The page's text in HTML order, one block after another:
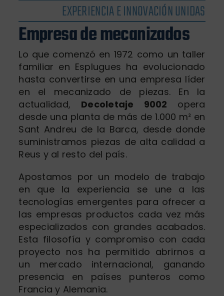
EXPERIENCIA E INNOVACIÓN UNIDAS
Empresa de mecanizados
Lo que comenzó en 1972 como un taller
familiar en Esplugues ha evolucionado
hasta convertirse en una empresa líder
en el mecanizado de piezas. En la
actualidad, Decoletaje 9002 opera
desde una planta de más de 1.000 m² en
Sant Andreu de la Barca, desde donde
suministramos piezas de alta calidad a
Reus y al resto del país.
Apostamos por un modelo de trabajo
en que la experiencia se une a las
tecnologías emergentes para ofrecer a
las empresas productos cada vez más
especializados con grandes acabados.
Esta filosofía y compromiso con cada
proyecto nos ha permitido abrirnos a
un mercado internacional, ganando
presencia en países punteros como
Francia y Alemania.